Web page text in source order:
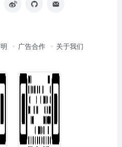
广告合作 关于我们